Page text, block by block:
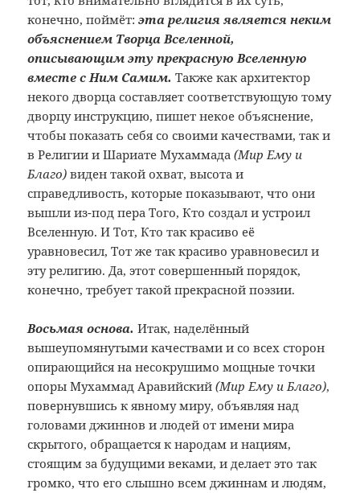
конечно, поймёт:эта религия является неким
объяснением Творца Вселенной,
описывающим эту прекрасную Вселенную
вместе с Ним Самим. Также как архитектор
некого дворца составляет соответствующую тому
дворцу инструкцию, пишет некое объяснение,
чтобы показать себя со своими качествами, так и
в Религии и Шариате Мухаммада(Мир Ему и
Благо) виден такой охват, высота и
справедливость, которые показывают, что они
вышли из-под пера Того, Кто создал и устроил
Вселенную. И Тот, Кто так красиво её
уравновесил, Тот же так красиво уравновесил и
эту религию. Да, этот совершенный порядок,
конечно, требует такой прекрасной поэзии.
Восьмая основа.Итак, наделённый
вышеупомянутыми качествами и со всех сторон
опирающийся на несокрушимо мощные точки
опоры Мухаммад Аравийский(Мир Ему и Благо),
повернувшись к явному миру, объявляя над
головами джиннов и людей от имени мира
скрытого, обращается к народам и нациям,
стоящим за будущими веками, и делает это так
громко, что его слышно всем джиннам и людям,